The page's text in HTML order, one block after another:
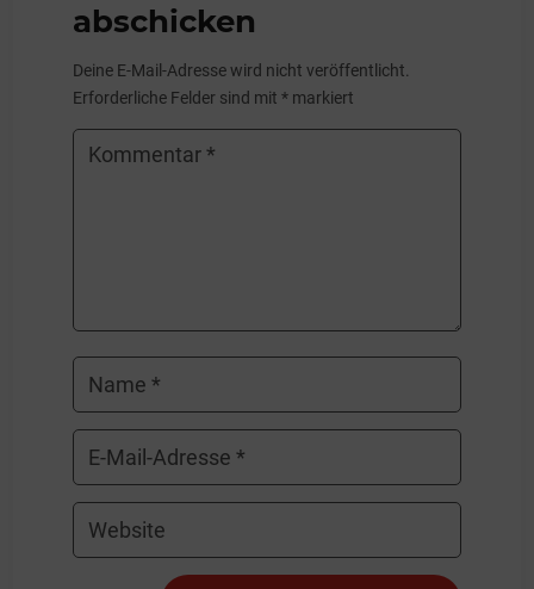
abschicken
Deine E-Mail-Adresse wird nicht veröffentlicht.
Erforderliche Felder sind mit* markiert